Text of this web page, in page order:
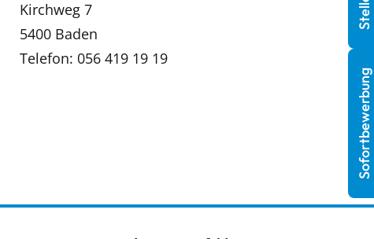
Kirchweg 7
5400 Baden
Telefon: 056 419 19 19
Sofortbewerbung